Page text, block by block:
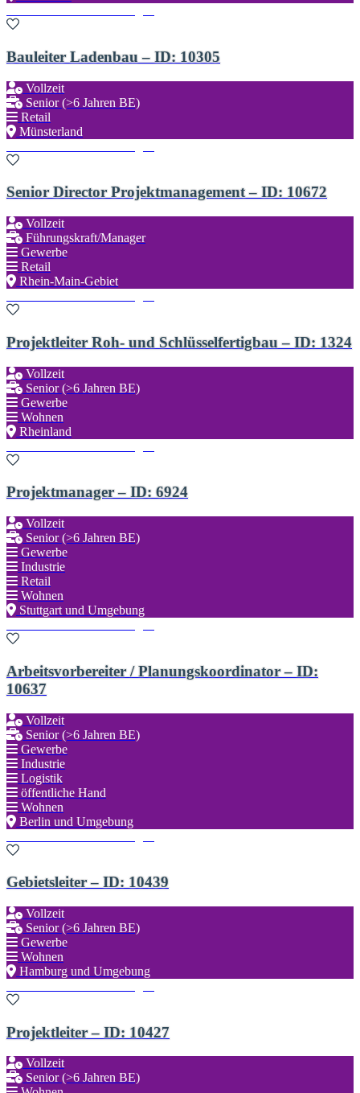
Bauleiter Ladenbau – ID: 10305
Vollzeit
Senior (>6 Jahren BE)
Retail
Münsterland
Senior Director Projektmanagement – ID: 10672
Vollzeit
Führungskraft/Manager
Gewerbe
Retail
Rhein-Main-Gebiet
Projektleiter Roh- und Schlüsselfertigbau – ID: 1324
Vollzeit
Senior (>6 Jahren BE)
Gewerbe
Wohnen
Rheinland
Projektmanager – ID: 6924
Vollzeit
Senior (>6 Jahren BE)
Gewerbe
Industrie
Retail
Wohnen
Stuttgart und Umgebung
Arbeitsvorbereiter / Planungskoordinator – ID:
10637
Vollzeit
Senior (>6 Jahren BE)
Gewerbe
Industrie
Logistik
öffentliche Hand
Wohnen
Berlin und Umgebung
Gebietsleiter – ID: 10439
Vollzeit
Senior (>6 Jahren BE)
Gewerbe
Wohnen
Hamburg und Umgebung
Projektleiter – ID: 10427
Vollzeit
Senior (>6 Jahren BE)